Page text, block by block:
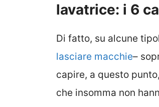
lavatrice: i 6
Di fatto, su alcune
lasciare macchie–
capire, a questo
che insomma non